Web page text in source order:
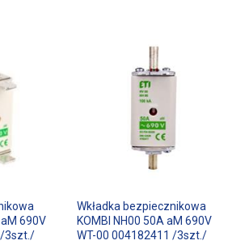
690V
/3szt./
Wkładka bezpiecznikowa
KOMBI NH00 50A aM 690V
WT-00 004182411 /3szt./